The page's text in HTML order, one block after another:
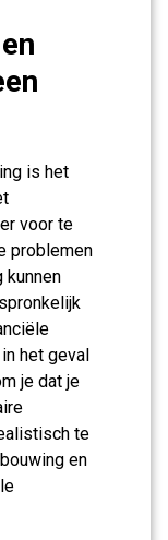
is het
voor te
problemen
het geval
je dat je
te
en